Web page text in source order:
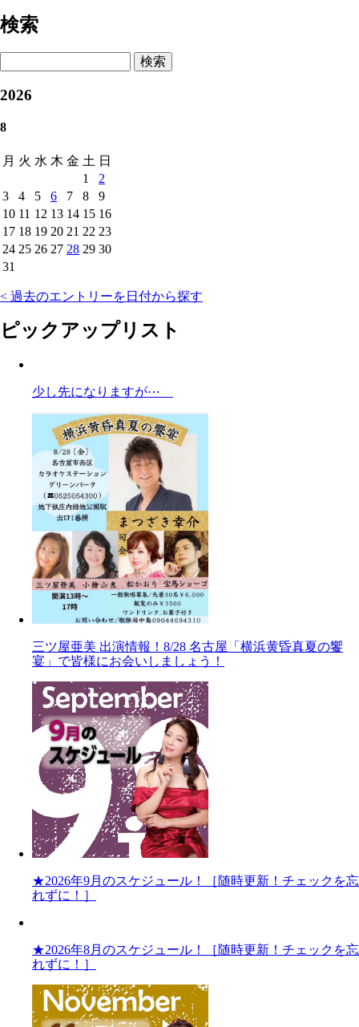
検索
検索
2026
8
月 火 水 木 金 土 日
1
2
3
4 5 6 7 8
9
10 11 12 13 14 15 16
17 18 19 20 21 22 23
24 25 26 27 28 29 30
31
< 過去のエントリーを日付から探す
ピックアップリスト
少し先になりますが⋯
三ツ屋亜美 出演情報！8/28 名古屋「横浜黄昏真夏の饗
宴」で皆様にお会いしましょう！
★2026年9月のスケジュール！［随時更新！チェックを忘
れずに！］
★2026年8月のスケジュール！［随時更新！チェックを忘
れずに！］